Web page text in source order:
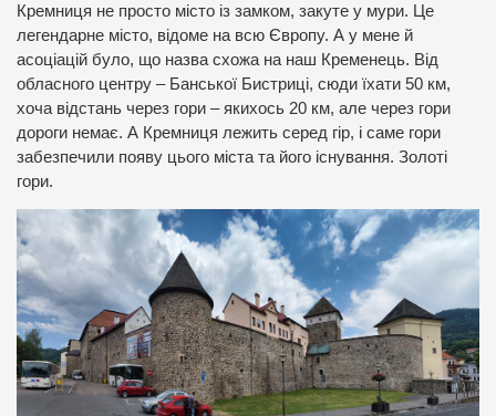
Кремниця не просто місто із замком, закуте у мури. Це
легендарне місто, відоме на всю Європу. А у мене й
асоціацій було, що назва схожа на наш Кременець. Від
обласного центру – Банської Бистриці, сюди їхати 50 км,
хоча відстань через гори – якихось 20 км, але через гори
дороги немає. А Кремниця лежить серед гір, і саме гори
забезпечили появу цього міста та його існування. Золоті
гори.